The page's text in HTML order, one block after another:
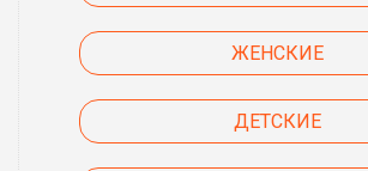
ЖЕНСКИЕ
ДЕТСКИЕ